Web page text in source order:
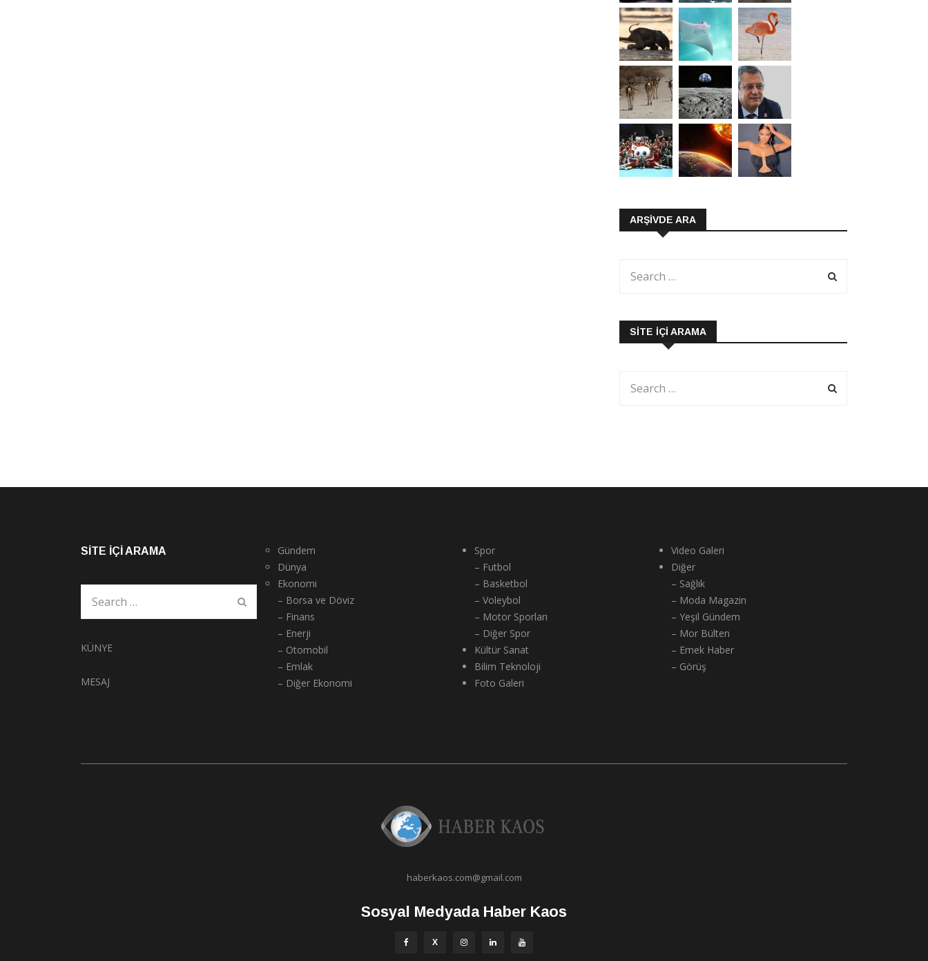
ARŞIVDE ARA
SITE İÇI ARAMA
SITE İÇI ARAMA
KÜNYE
MESAJ
Gündem
Dünya
Ekonomi
– Borsa ve Döviz
– Finans
– Enerji
– Otomobil
– Emlak
– Diğer Ekonomi
Spor
– Futbol
– Basketbol
– Voleybol
– Motor Sporları
– Diğer Spor
Kültür Sanat
Bilim Teknoloji
Foto Galeri
Video Galeri
Diğer
– Sağlık
– Moda Magazin
– Yeşil Gündem
– Mor Bülten
– Emek Haber
– Görüş
haberkaos.com@gmail.com
Sosyal Medyada Haber Kaos